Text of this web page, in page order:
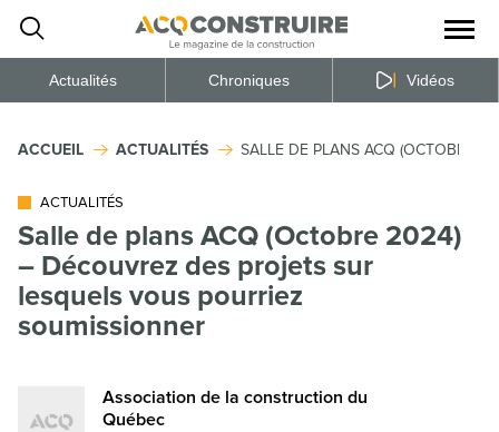
la
du
Actualités Chroniques Vidéos
ACCUEIL ACTUALITÉS SALLE DE PLANS ACQ (OCTOBRE
ACTUALITÉS
Salle de plans ACQ (Octobre 2024)
– Découvrez des projets sur
lesquels vous pourriez
soumissionner
Association de la construction du
Québec